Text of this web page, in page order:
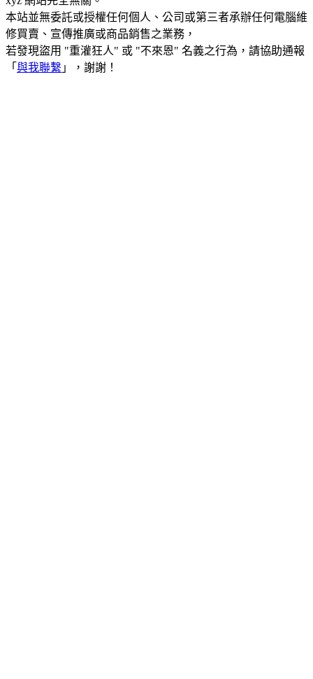
本站並無委託或授權任何個人、公司或第三者承辦任何電腦維
修買賣、宣傳推廣或商品銷售之業務，
若發現盜用 "重灌狂人" 或 "不來恩" 名義之行為，請協助通報
「 與我聯繫 」，謝謝！